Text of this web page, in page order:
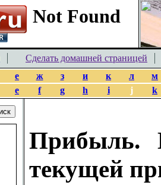
Сделать домашней страницей
е ж з и к л
м
e f g h i j k
Прибыль.
текущей